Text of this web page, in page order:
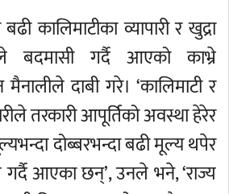
कालिमाटीका व्यापारी र खुद्रा
बदमासी गर्दै आएको काभ्रे
दाबी गरे। ‘कालिमाटी र
तरकारी आपूर्तिको अवस्था हेरेर
दोब्बरभन्दा बढी मूल्य थपेर
आएका छन्’, उनले भने, ‘राज्य